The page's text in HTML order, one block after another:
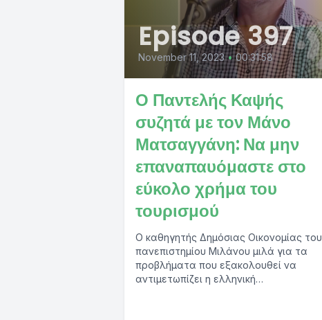
Episode 397
November 11, 2023 • 00:31:58
Ο Παντελής Καψής
συζητά με τον Μάνο
Ματσαγγάνη: Να μην
επαναπαυόμαστε στο
εύκολο χρήμα του
τουρισμού
Ο καθηγητής Δημόσιας Οικονομίας του
πανεπιστημίου Μιλάνου μιλά για τα
προβλήματα που εξακολουθεί να
αντιμετωπίζει η ελληνική